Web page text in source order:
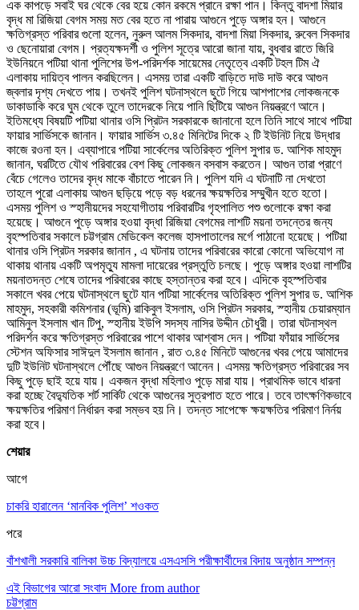
এক কাপড়ে সবাই ঘর থেকে বের হয়ে কোন রকমে প্রানে রক্ষা পান। কিন্তু বাদশা মিয়ার
বৃদ্ধ মা রিজিয়া বেগম সময় মত বের হতে না পারায় আগুনে পুড়ে অঙ্গার হন। আগুনে
ক্ষতিগ্রস্ত পরিবার গুলো হলেন, নুরুল আলম সিকদার, বাদশা মিয়া সিকদার, রুবেল সিকদার
ও ছেনোয়ারা বেগম। প্রত্যক্ষদর্শী ও পুলিশ সূত্রে আরো জানা যায়, বুধবার রাতে জিরি
ইউনিয়নে পটিয়া থানা পুলিশের উপ-পরিদর্শক সায়েমের নেতৃত্বে একটি টহল টিম ঐ
এলাকায় দায়িত্ব পালন করছিলেন। এসময় তারা একটি বাড়িতে দাউ দাউ করে আগুন
জ্বলার দৃশ্য দেখতে পায়। তখনই পুলিশ ঘটনাস্থলে ছুটে গিয়ে আশপাশের লোকজনকে
ডাকাডাকি করে ঘুম থেকে তুলে তাদেরকে নিয়ে পানি ছিটিয়ে আগুন নিয়ন্ত্রণে আনে।
ইতিমধ্যে বিষয়টি পটিয়া থানার ওসি প্রিটন সরকারকে জানানো হলে তিনি সাথে সাথে পটিয়া
ফায়ার সার্ভিসকে জানান। ফায়ার সার্ভিস ৩.৪৫ মিনিটের দিকে ২ টি ইউনিট নিয়ে উদ্ধার
কাজে রওনা হন। এব্যাপারে পটিয়া সার্কেলের অতিরিক্ত পুলিশ সুপার ড. আশিক মাহমুদ
জানান, ঘরটিতে যৌথ পরিবারের বেশ কিছু লোকজন বসবাস করতেন। আগুন তারা প্রাণে
বেঁচে গেলেও তাদের বৃদ্ধ মাকে বাঁচাতে পারেন নি। পুলিশ যদি এ ঘটনাটি না দেখতো
তাহলে পুরো এলাকায় আগুন ছড়িয়ে পড়ে বড় ধরনের ক্ষয়ক্ষতির সম্মুখীন হতে হতো।
এসময় পুলিশ ও স্হানীয়দের সহযোগীতায় পরিবারটির গৃহপালিত পশু গুলোকে রক্ষা করা
হয়েছে। আগুনে পুড়ে অঙ্গার হওয়া বৃদ্ধা রিজিয়া বেগমের লাশটি ময়না তদন্তের জন্য
বৃহস্পতিবার সকালে চট্টগ্রাম মেডিকেল কলেজ হাসপাতালের মর্গে পাঠানো হয়েছে। পটিয়া
থানার ওসি প্রিটন সরকার জানান , এ ঘটনায় তাদের পরিবারের কারো কোনো অভিযোগ না
থাকায় থানায় একটি অপমৃত্যু মামলা দায়েরের প্রস্তুতি চলছে। পুড়ে অঙ্গার হওয়া লাশটির
ময়নাতদন্ত শেষে তাদের পরিবারের কাছে হস্তান্তর করা হবে। এদিকে বৃহস্পতিবার
সকালে খবর পেয়ে ঘটনাস্থলে ছুটে যান পটিয়া সার্কেলের অতিরিক্ত পুলিশ সুপার ড. আশিক
মাহমুদ, সহকারী কমিশনার (ভূমি) রাকিবুল ইসলাম, ওসি প্রিটন সরকার, স্হানীয় চেয়ারম্যান
আমিনুল ইসলাম খান টিপু, স্হানীয় ইউপি সদস্য নাসির উদ্দীন চৌধুরী। তারা ঘটনাস্থল
পরিদর্শন করে ক্ষতিগ্রস্ত পরিবারের পাশে থাকার আশ্বাস দেন। পটিয়া ফাঁয়ার সার্ভিসের
স্টেশন অফিসার সাঈদুল ইসলাম জানান , রাত ৩.৪৫ মিনিটে আগুনের খবর পেয়ে আমাদের
দুটি ইউনিট ঘটনাস্থলে পৌঁছে আগুন নিয়ন্ত্রণে আনেন। এসময় ক্ষতিগ্রস্ত পরিবারের সব
কিছু পুড়ে ছাই হয়ে যায়। একজন বৃদ্ধা মহিলাও পুড়ে মারা যায়। প্রাথমিক ভাবে ধারনা
করা হচ্ছে বৈদ্যুতিক শর্ট সার্কিট থেকে আগুনের সুত্রপাত হতে পারে। তবে তাৎক্ষণিকভাবে
ক্ষয়ক্ষতির পরিমাণ নির্ধারন করা সম্ভব হয় নি। তদন্ত সাপেক্ষে ক্ষয়ক্ষতির পরিমাণ নির্নয়
করা হবে।
শেয়ার
আগে
চাকরি হারালেন ‘মানবিক পুলিশ’ শওকত
পরে
বাঁশখালী সরকারি বালিকা উচ্চ বিদ্যালয়ে এসএসসি পরীক্ষার্থীদের বিদায় অনুষ্ঠান সম্পন্ন
এই বিভাগের আরো সংবাদ More from author
চট্টগ্রাম